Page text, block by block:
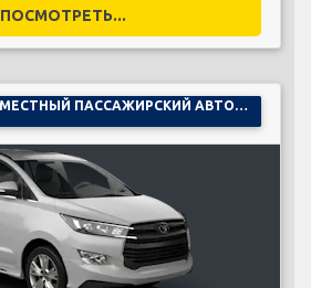
ПОСМОТРЕТЬ...